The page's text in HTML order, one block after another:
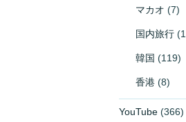
マカオ (7)
国内旅行
韓国 (119)
香港(8)
YouTube(366)